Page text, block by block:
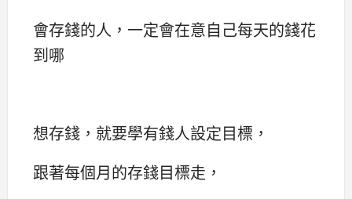
會存錢的人，一定會在意自己每天的錢花
到哪
想存錢，就要學有錢人設定目標，
跟著每個月的存錢目標走，